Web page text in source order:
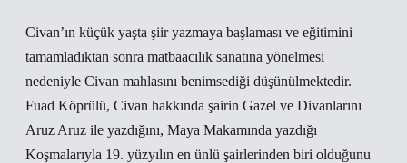
Civan’ın küçük yaşta şiir yazmaya başlaması ve eğitimini
tamamladıktan sonra matbaacılık sanatına yönelmesi
nedeniyle Civan mahlasını benimsediği düşünülmektedir.
Fuad Köprülü, Civan hakkında şairin Gazel ve Divanlarını
Aruz Aruz ile yazdığını, Maya Makamında yazdığı
Koşmalarıyla 19. yüzyılın en ünlü şairlerinden biri olduğunu